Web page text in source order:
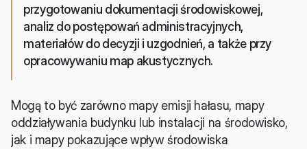
przygotowaniu dokumentacji środowiskowej,
analiz do postępowań administracyjnych,
materiałów do decyzji i uzgodnień, a także przy
opracowywaniu map akustycznych.
Mogą to być zarówno mapy emisji hałasu, mapy
oddziaływania budynku lub instalacji na środowisko,
jak i mapy pokazujące wpływ środowiska